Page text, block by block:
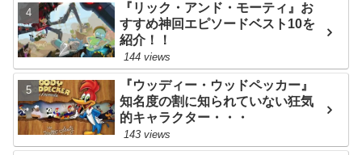
『リック・アンド・モーティ』お
すすめ神回エピソードベスト10を
紹介！！
144 views
『ウッディー・ウッドペッカー』
知名度の割に知られていない狂気
的キャラクター・・・
143 views